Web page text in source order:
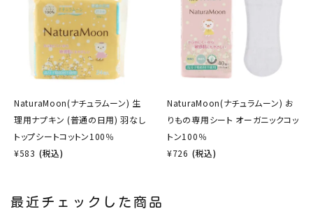
NaturaMoon(ナチュラムーン) 生
理用ナプキン (普通の日用) 羽なし
トップシートコットン100％
¥583 (税込)
NaturaMoon(ナチュラムーン) お
りもの専用シート オーガニックコッ
トン100％
¥726 (税込)
最近チェックした商品